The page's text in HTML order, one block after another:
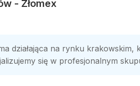
- Złomex
działająca na rynku
się w profesjonalnym